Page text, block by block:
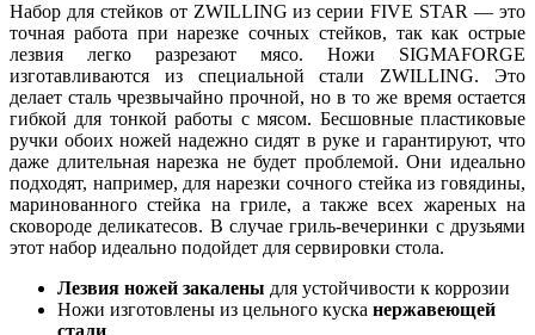
Набор для стейков от ZWILLING из серии FIVE STAR — это
точная работа при нарезке сочных стейков, так как острые
лезвия легко разрезают мясо. Ножи SIGMAFORGE
изготавливаются из специальной стали ZWILLING. Это
делает сталь чрезвычайно прочной, но в то же время остается
гибкой для тонкой работы с мясом. Бесшовные пластиковые
ручки обоих ножей надежно сидят в руке и гарантируют, что
даже длительная нарезка не будет проблемой. Они идеально
подходят, например, для нарезки сочного стейка из говядины,
маринованного стейка на гриле, а также всех жареных на
сковороде деликатесов. В случае гриль-вечеринки с друзьями
этот набор идеально подойдет для сервировки стола.
Лезвия ножей закалены для устойчивости к коррозии
Ножи изготовлены из цельного куска нержавеющей